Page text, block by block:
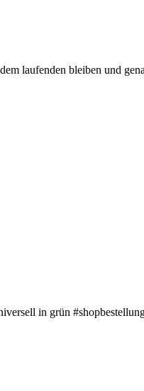
laufenden bleiben und
in grün